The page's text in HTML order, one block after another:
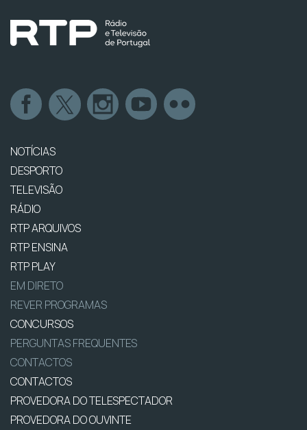
NOTÍCIAS
DESPORTO
TELEVISÃO
RÁDIO
RTP ARQUIVOS
RTP ENSINA
RTP PLAY
EM DIRETO
REVER PROGRAMAS
CONCURSOS
PERGUNTAS FREQUENTES
CONTACTOS
CONTACTOS
PROVEDORA DO TELESPECTADOR
PROVEDORA DO OUVINTE